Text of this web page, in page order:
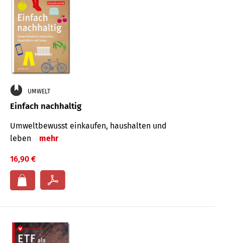
UMWELT
Einfach nachhaltig
Umweltbewusst einkaufen, haushalten und
leben
mehr
16,90 €